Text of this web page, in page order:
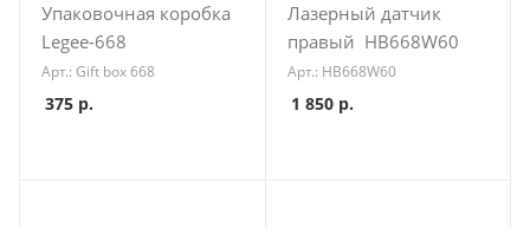
Упаковочная коробка
Legee-668
Арт.: Gift box 668
375 р.
Лазерный датчик
правый HB668W60
Арт.: HB668W60
1 850р.